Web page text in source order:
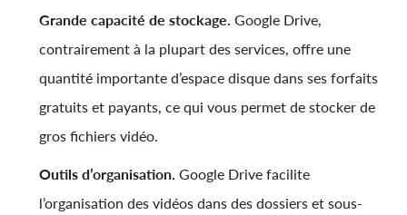
Grande capacité de stockage. Google Drive,
contrairement à la plupart des services, offre une
quantité importante d’espace disque dans ses forfaits
gratuits et payants, ce qui vous permet de stocker de
gros fichiers vidéo.
Outils d’organisation. Google Drive facilite
l’organisation des vidéos dans des dossiers et sous-